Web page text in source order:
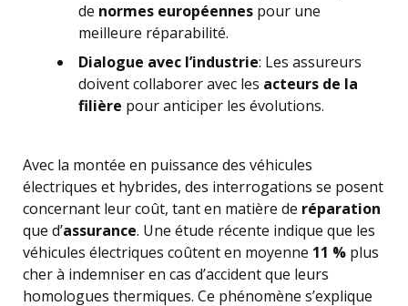
de normes européennes pour une
meilleure réparabilité.
Dialogue avec l’industrie: Les assureurs
doivent collaborer avec les acteurs de la
filière pour anticiper les évolutions.
Avec la montée en puissance des véhicules
électriques et hybrides, des interrogations se posent
concernant leur coût, tant en matière de réparation
que d’assurance. Une étude récente indique que les
véhicules électriques coûtent en moyenne 11 % plus
cher à indemniser en cas d’accident que leurs
homologues thermiques. Ce phénomène s’explique